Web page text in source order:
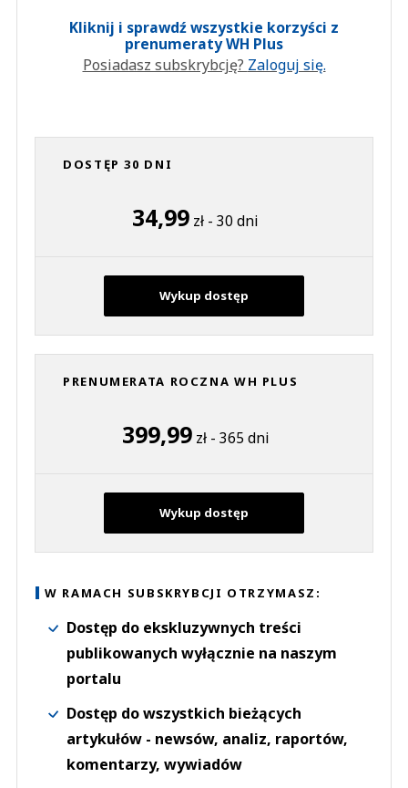
Kliknij i sprawdź wszystkie korzyści z
prenumeraty WH Plus
Posiadasz subskrybcję? Zaloguj się.
DOSTĘP 30 DNI
34,99 zł - 30 dni
Wykup dostęp
PRENUMERATA ROCZNA WH PLUS
399,99zł - 365 dni
Wykup dostęp
W RAMACH SUBSKRYBCJI OTRZYMASZ:
Dostęp do ekskluzywnych treści
publikowanych wyłącznie na naszym
portalu
Dostęp do wszystkich bieżących
artykułów - newsów, analiz, raportów,
komentarzy, wywiadów